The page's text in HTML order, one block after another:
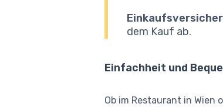
dem Kauf ab.
Einfachheit und
Ob im Restaurant in Wien